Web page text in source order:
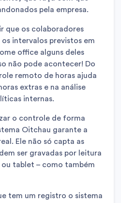
pela empresa.
que os colaboradores
intervalos previstos em
office alguns deles
não pode acontecer! Do
remoto de horas ajuda
extras e na análise
internas.
o controle de forma
Oitchau garante a
Ele não só capta as
ser gravadas por leitura
tablet – como também
tem um registro o sistema